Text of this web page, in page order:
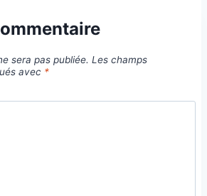
sera pas publiée. Les champs
avec *